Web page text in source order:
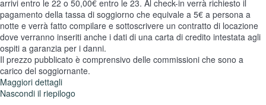
arrivi entro le 22 o 50,00€ entro le 23. Al check-in verrà richiesto il
pagamento della tassa di soggiorno che equivale a 5€ a persona a
notte e verrà fatto compilare e sottoscrivere un contratto di locazione
dove verranno inseriti anche i dati di una carta di credito intestata agli
ospiti a garanzia per i danni.
Il prezzo pubblicato è comprensivo delle commissioni che sono a
carico del soggiornante.
Maggiori dettagli
Nascondi il riepilogo